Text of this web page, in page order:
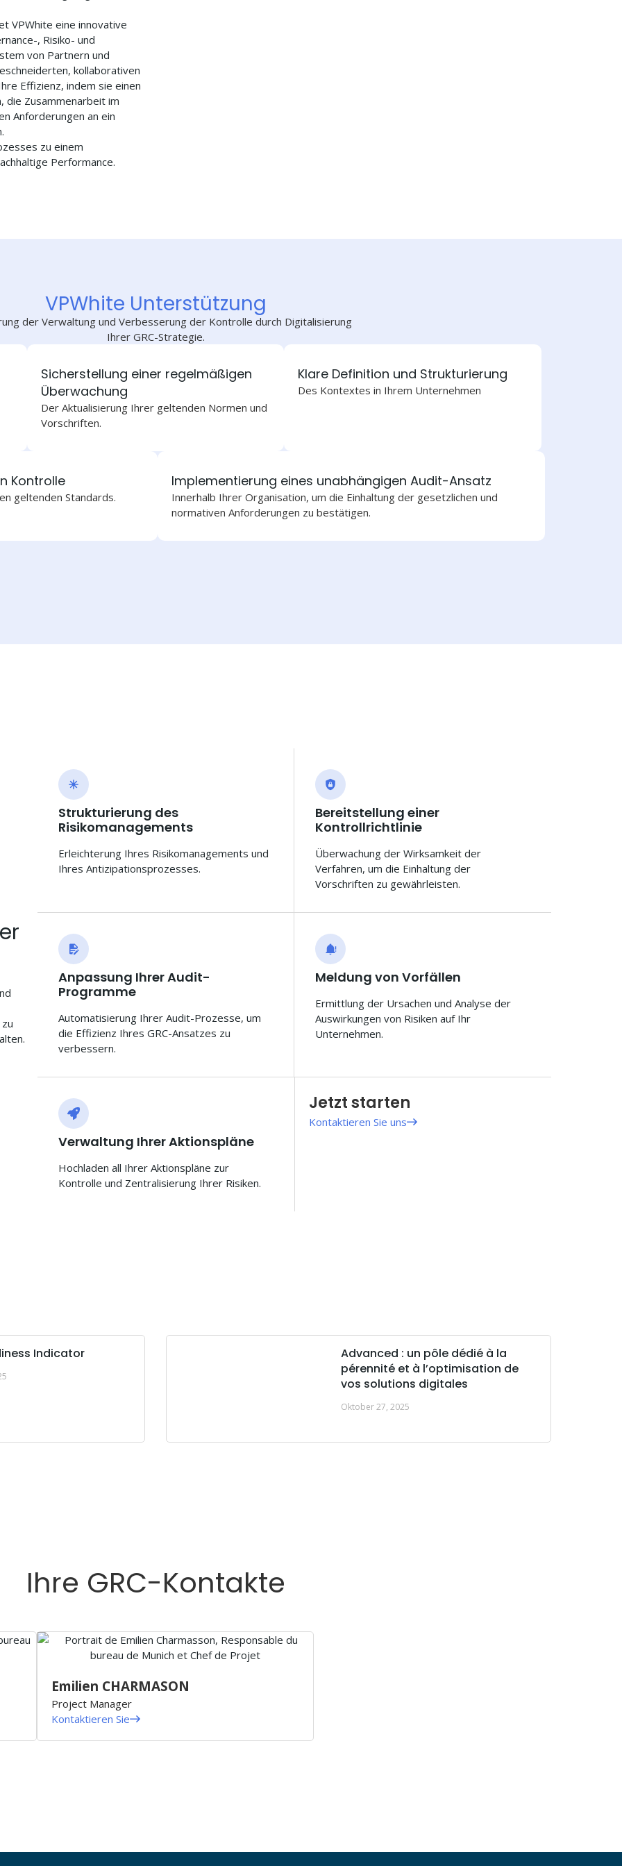
VPWhite eine innovative
, Risiko- und
von Partnern und
kollaborativen
Effizienz, indem sie einen
die Zusammenarbeit im
Anforderungen an ein
zu einem
Performance.
VPWhite Unterstützung
der Verwaltung und Verbesserung der Kontrolle durch Digitalisierung
Ihrer GRC-Strategie.
Sicherstellung einer regelmäßigen
Überwachung
Der Aktualisierung Ihrer geltenden Normen und
Vorschriften.
Klare Definition und Strukturierung
Des Kontextes in Ihrem Unternehmen
Kontrolle
geltenden Standards.
Implementierung eines unabhängigen Audit-Ansatz
Innerhalb Ihrer Organisation, um die Einhaltung der gesetzlichen und
normativen Anforderungen zu bestätigen.
Strukturierung des
Risikomanagements
Erleichterung Ihres Risikomanagements und
Ihres Antizipationsprozesses.
Bereitstellung einer
Kontrollrichtlinie
Überwachung der Wirksamkeit der
Verfahren, um die Einhaltung der
Vorschriften zu gewährleisten.
Anpassung Ihrer Audit-
Programme
Automatisierung Ihrer Audit-Prozesse, um
die Effizienz Ihres GRC-Ansatzes zu
verbessern.
Meldung von Vorfällen
Ermittlung der Ursachen und Analyse der
Auswirkungen von Risiken auf Ihr
Unternehmen.
Verwaltung Ihrer Aktionspläne
Hochladen all Ihrer Aktionspläne zur
Kontrolle und Zentralisierung Ihrer Risiken.
Jetzt starten
Kontaktieren Sie uns
Indicator
Advanced : un pôle dédié à la
pérennité et à l’optimisation de
vos solutions digitales
Oktober 27, 2025
Ihre GRC-Kontakte
Emilien CHARMASON
Project Manager
Kontaktieren Sie